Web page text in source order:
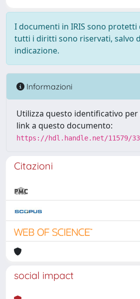
I documenti in IRIS sono protetti
tutti i diritti sono riservati, salvo
indicazione.
Informazioni
Utilizza questo identificativo
link a questo documento:
https://hdl.handle.net/11579/
Citazioni
social impact